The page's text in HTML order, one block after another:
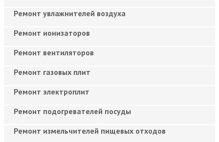
Ремонт увлажнителей воздуха
Ремонт ионизаторов
Ремонт вентиляторов
Ремонт газовых плит
Ремонт электроплит
Ремонт подогревателей посуды
Ремонт измельчителей пищевых отходов